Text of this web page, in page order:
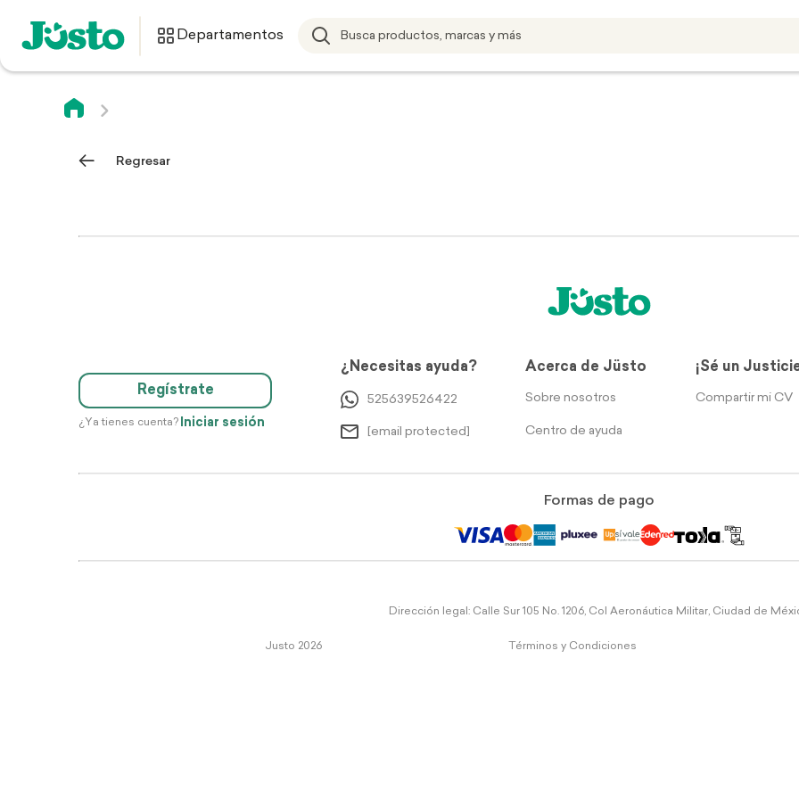
Departamentos
Regresar
Regístrate
¿Ya tienes cuenta? Iniciar sesión
¿Necesitas ayuda?
525639526422
[email protected]
Acerca de Jüsto
Sobre nosotros
Centro de ayuda
¡Sé un
Compartir mi CV
Formas de pago
Dirección legal: Calle Sur 105 No. 1206, Col Aeronáutica Militar, Ciudad de
Justo 2026 Términos y Condiciones